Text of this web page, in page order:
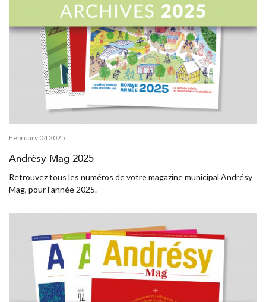
February 04 2025
Andrésy Mag 2025
Retrouvez tous les numéros de votre magazine municipal Andrésy
Mag, pour l'année 2025.